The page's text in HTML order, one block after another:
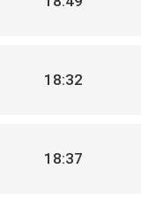
18:32
18:37